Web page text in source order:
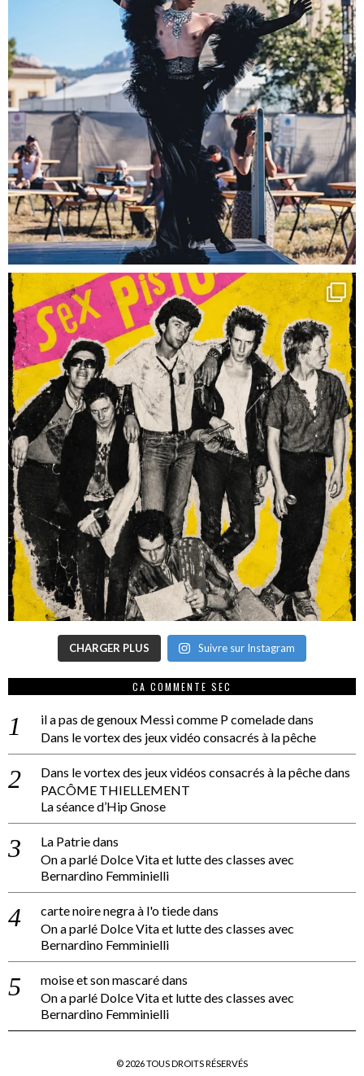
CHARGER PLUS Suivre sur Instagram
CA COMMENTE SEC
il a pas de genoux Messi comme P comeladedans
Dans le vortex des jeux vidéo consacrés à la pêche
Dans le vortex des jeux vidéos consacrés à la pêchedans
PACÔME THIELLEMENT
La séance d’Hip Gnose
La Patriedans
On a parlé Dolce Vita et lutte des classes avec
Bernardino Femminielli
carte noire negra à l'o tiededans
On a parlé Dolce Vita et lutte des classes avec
Bernardino Femminielli
moise et son mascarédans
On a parlé Dolce Vita et lutte des classes avec
Bernardino Femminielli
© 2026TOUS DROITS RÉSERVÉS